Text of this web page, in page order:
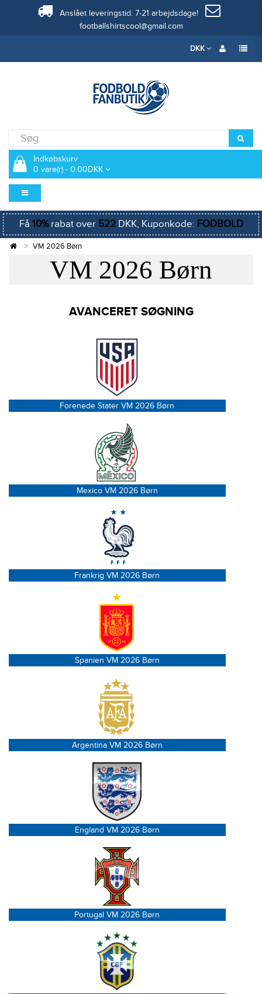
Anslået leveringstid: 7-21 arbejdsdage!
footballshirtscool@gmail.com
DKK
Indkøbskurv
0 vare(r) - 0.00DKK
Få 10%rabat over 522DKK, Kuponkode: FODBOLD
VM 2026 Børn
VM 2026 Børn
AVANCERET SØGNING
Forenede Stater VM 2026 Børn
Mexico VM 2026 Børn
Frankrig VM 2026 Børn
Spanien VM 2026 Børn
Argentina VM 2026 Børn
England VM 2026 Børn
Portugal VM 2026 Børn